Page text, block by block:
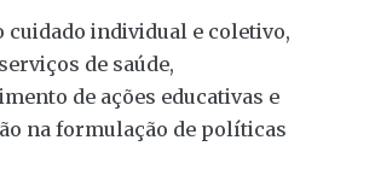
cuidado individual e coletivo,
de saúde,
de ações educativas e
na formulação de políticas